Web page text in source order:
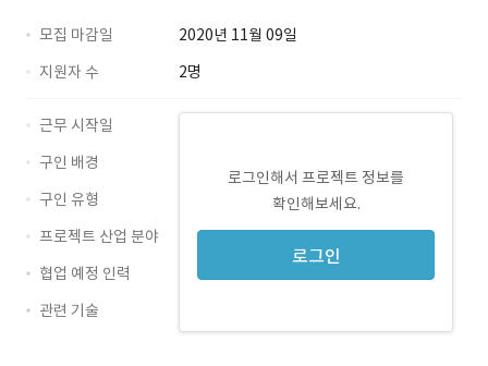
모집 마감일
2020년 11월 09일
지원자 수
2명
로그인해서 프로젝트 정보를
확인해보세요.
로그인
근무 시작일
구인 배경
구인 유형
프로젝트 산업 분야
협업 예정 인력
관련 기술